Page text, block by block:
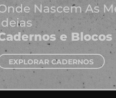
Melhores
de Notas